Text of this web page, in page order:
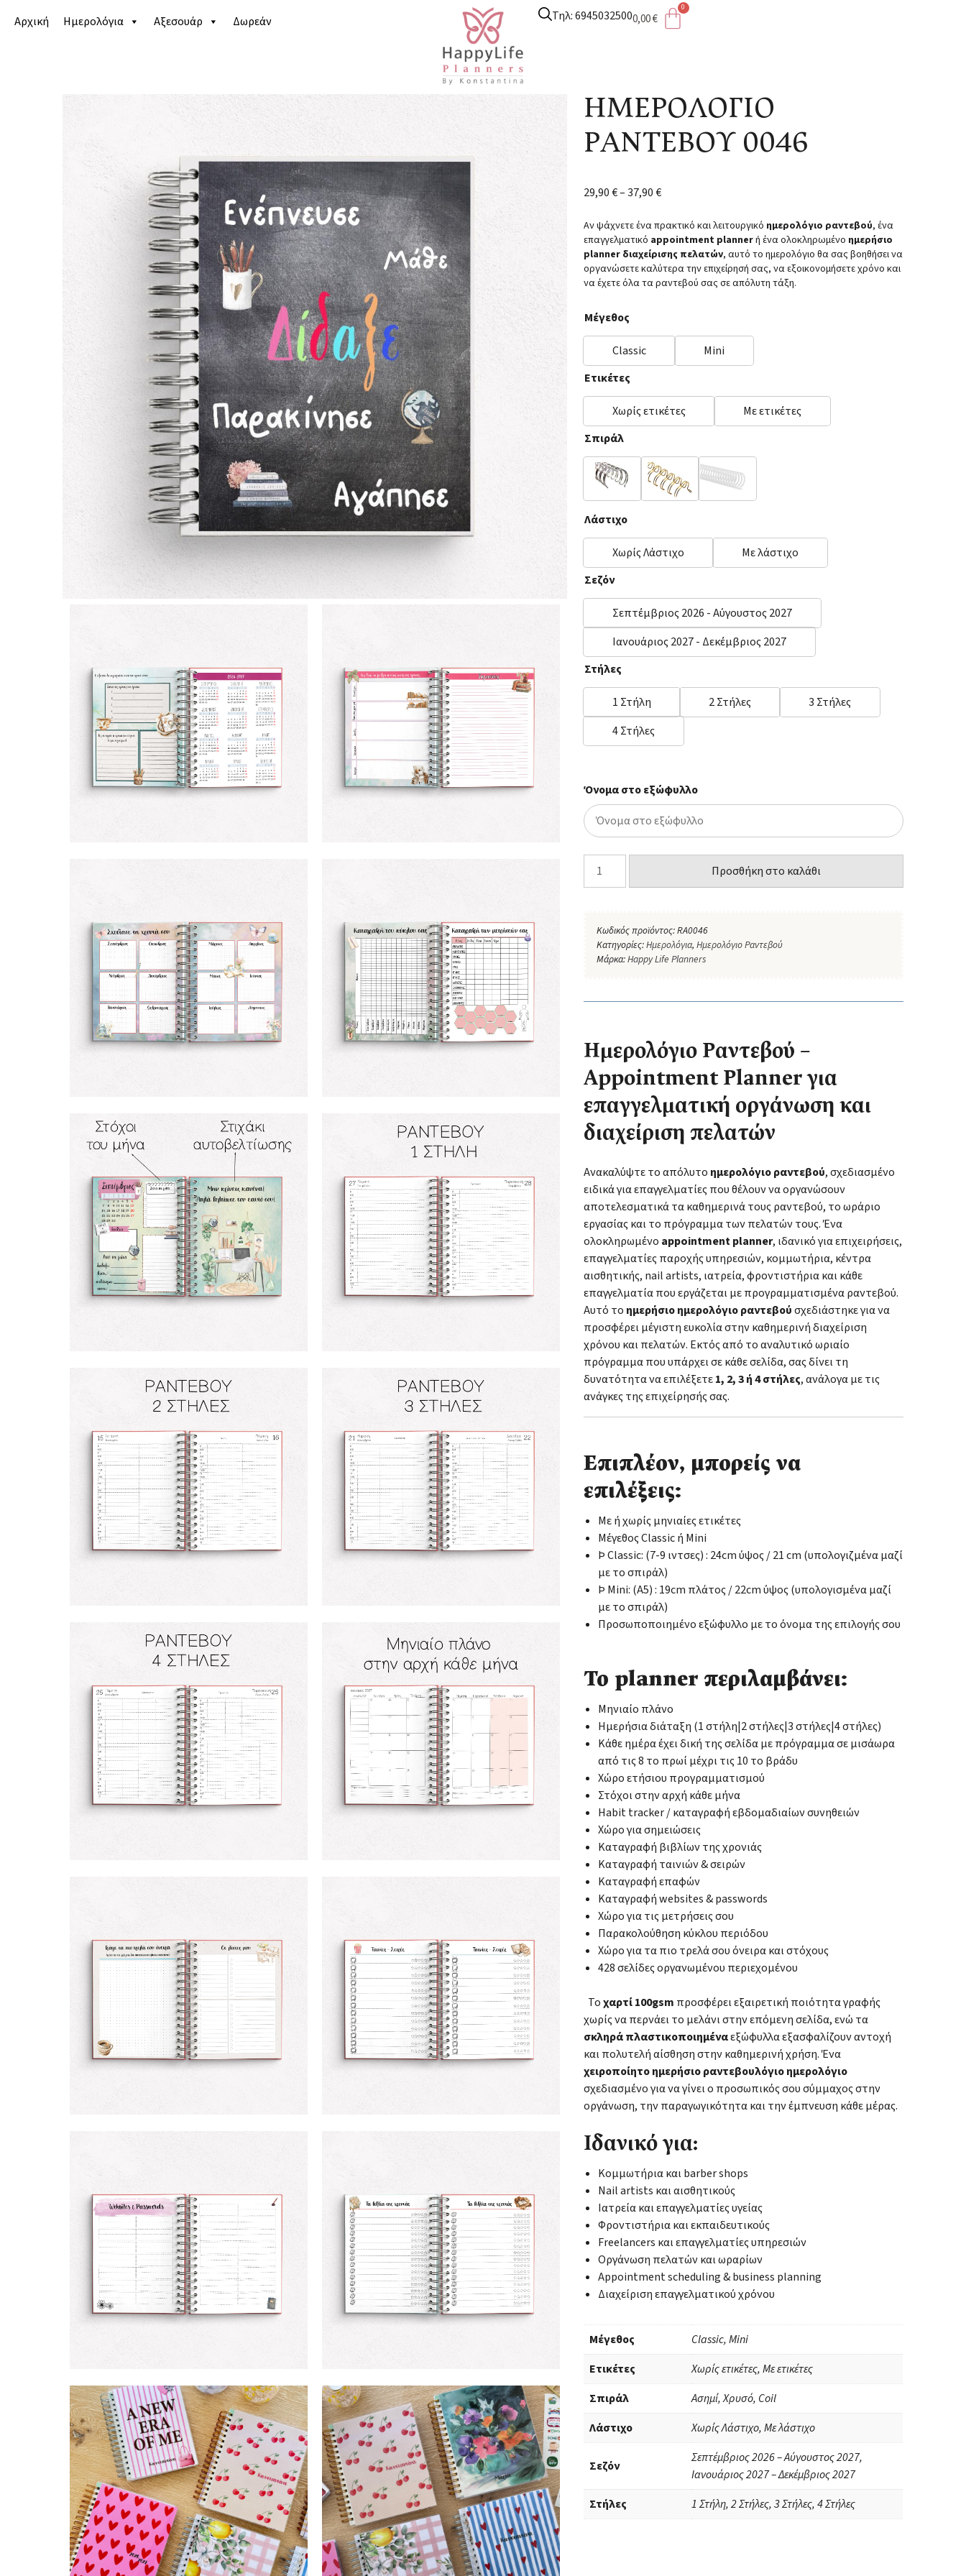
Αρχική Ημερολόγια Αξεσουάρ Δωρεάν Τηλ: 69450325000,00€
Ημερολόγιο Ραντεβού/ ΗΜΕΡΟΛΟΓΙΟ ΡΑΝΤΕΒΟΥ 0046
ΗΜΕΡΟΛΟΓΙΟ
ΡΑΝΤΕΒΟΥ 0046
29,90€– 37,90€
Αν ψάχνετε ένα πρακτικό και λειτουργικό ημερολόγιο ραντεβού, ένα
επαγγελματικό appointment plannerή ένα ολοκληρωμένο ημερήσιο
planner διαχείρισης πελατών, αυτό το ημερολόγιο θα σας βοηθήσει να
οργανώσετε καλύτερα την επιχείρησή σας, να εξοικονομήσετε χρόνο και
να έχετε όλα τα ραντεβού σας σε απόλυτη τάξη.
Μέγεθος
Classic
Mini
Ετικέτες
Χωρίς ετικέτες
Με ετικέτες
Σπιράλ
Ασημί Χρυσό Coil
Λάστιχο
Χωρίς Λάστιχο
Με λάστιχο
Σεζόν
Σεπτέμβριος 2026 - Αύγουστος 2027
Ιανουάριος 2027 - Δεκέμβριος 2027
Στήλες
1 Στήλη 2 Στήλες
3 Στήλες
4 Στήλες
Όνομα στο εξώφυλλο
Προσθήκη στο καλάθι
Κωδικός προϊόντος:RA0046
Κατηγορίες:Ημερολόγια,Ημερολόγιο Ραντεβού
Μάρκα:Happy Life Planners
Ημερολόγιο Ραντεβού –
Appointment Planner για
επαγγελματική οργάνωση και
διαχείριση πελατών
Ανακαλύψτε το απόλυτο ημερολόγιο ραντεβού, σχεδιασμένο
ειδικά για επαγγελματίες που θέλουν να οργανώσουν
αποτελεσματικά τα καθημερινά τους ραντεβού, το ωράριο
εργασίας και το πρόγραμμα των πελατών τους. Ένα
ολοκληρωμένο appointment planner, ιδανικό για επιχειρήσεις,
επαγγελματίες παροχής υπηρεσιών, κομμωτήρια, κέντρα
αισθητικής, nail artists, ιατρεία, φροντιστήρια και κάθε
επαγγελματία που εργάζεται με προγραμματισμένα ραντεβού.
Αυτό το ημερήσιο ημερολόγιο ραντεβού σχεδιάστηκε για να
προσφέρει μέγιστη ευκολία στην καθημερινή διαχείριση
χρόνου και πελατών. Εκτός από το αναλυτικό ωριαίο
πρόγραμμα που υπάρχει σε κάθε σελίδα, σας δίνει τη
δυνατότητα να επιλέξετε1, 2, 3 ή 4 στήλες, ανάλογα με τις
ανάγκες της επιχείρησής σας.
Επιπλέον, μπορείς να
επιλέξεις:
Με ή χωρίς μηνιαίες ετικέτες
Μέγεθος Classic ή Mini
Þ Classic: (7-9 ιντσες) : 24cm ύψος / 21 cm (υπολογιζμένα μαζί
με το σπιράλ)
Þ Mini: (Α5) : 19cm πλάτος / 22cm ύψος (υπολογισμένα μαζί
με το σπιράλ)
Προσωποποιημένο εξώφυλλο με το όνομα της επιλογής σου
Το planner περιλαμβάνει:
Μηνιαίο πλάνο
Ημερήσια διάταξη (1 στήλη|2 στήλες|3 στήλες|4 στήλες)
Κάθε ημέρα έχει δική της σελίδα με πρόγραμμα σε μισάωρα
από τις 8 το πρωί μέχρι τις 10 το βράδυ
Χώρο ετήσιου προγραμματισμού
Στόχοι στην αρχή κάθε μήνα
Habit tracker / καταγραφή εβδομαδιαίων συνηθειών
Χώρο για σημειώσεις
Καταγραφή βιβλίων της χρονιάς
Καταγραφή ταινιών & σειρών
Καταγραφή επαφών
Καταγραφή websites & passwords
Χώρο για τις μετρήσεις σου
Παρακολούθηση κύκλου περιόδου
Χώρο για τα πιο τρελά σου όνειρα και στόχους
428 σελίδες οργανωμένου περιεχομένου
Τοχαρτί 100gsm προσφέρει εξαιρετική ποιότητα γραφής
χωρίς να περνάει το μελάνι στην επόμενη σελίδα, ενώ τα
σκληρά πλαστικοποιημέναεξώφυλλα εξασφαλίζουν αντοχή
και πολυτελή αίσθηση στην καθημερινή χρήση. Ένα
χειροποίητο ημερήσιο ραντεβουλόγιο ημερολόγιο
σχεδιασμένο για να γίνει ο προσωπικός σου σύμμαχος στην
οργάνωση, την παραγωγικότητα και την έμπνευση κάθε μέρας.
Ιδανικό για:
Κομμωτήρια και barber shops
Nail artists και αισθητικούς
Ιατρεία και επαγγελματίες υγείας
Φροντιστήρια και εκπαιδευτικούς
Freelancers και επαγγελματίες υπηρεσιών
Οργάνωση πελατών και ωραρίων
Appointment scheduling & business planning
Διαχείριση επαγγελματικού χρόνου
Μέγεθος
Classic, Mini
Ετικέτες
Χωρίς ετικέτες, Με ετικέτες
Σπιράλ
Ασημί, Χρυσό, Coil
Λάστιχο
Χωρίς Λάστιχο, Με λάστιχο
Σεζόν
Σεπτέμβριος 2026 – Αύγουστος 2027,
Ιανουάριος 2027 – Δεκέμβριος 2027
Στήλες
1 Στήλη, 2 Στήλες, 3 Στήλες, 4 Στήλες